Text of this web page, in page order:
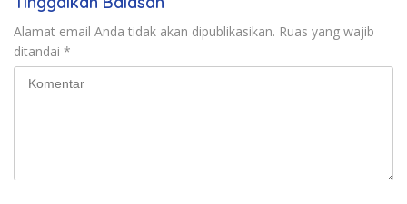
Alamat email Anda tidak akan dipublikasikan. Ruas yang wajib
ditandai *